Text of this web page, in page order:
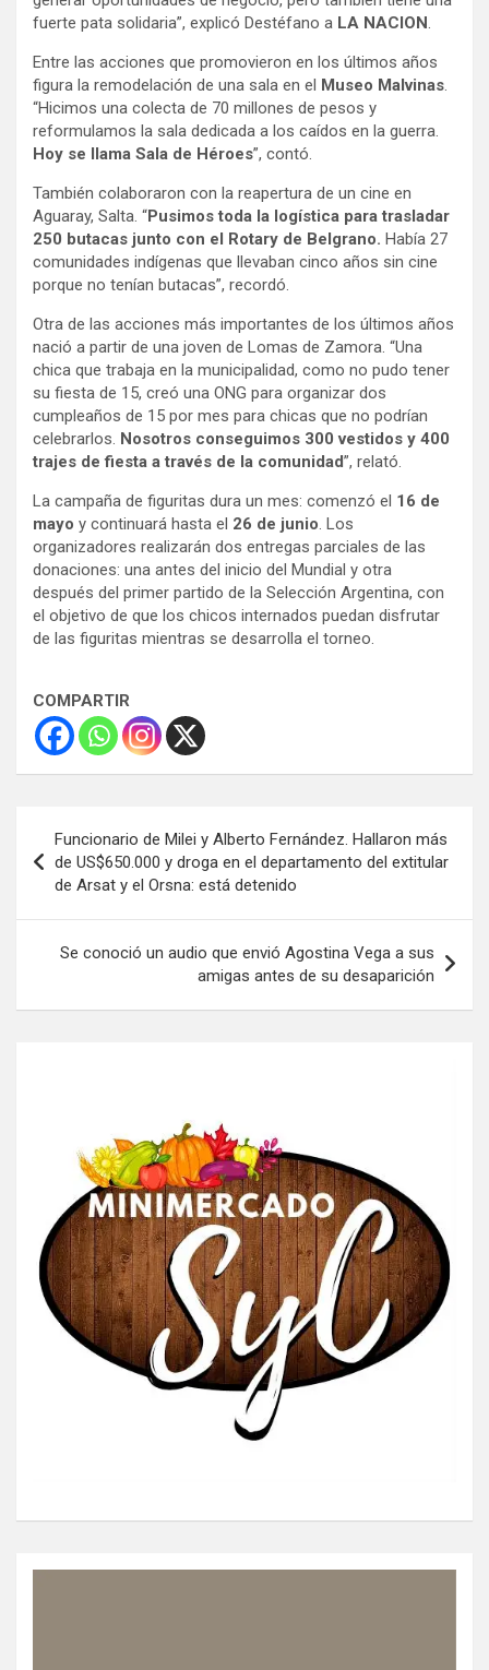
fuerte pata solidaria”, explicó Destéfano a LA NACION.
Entre las acciones que promovieron en los últimos años
figura la remodelación de una sala en el
Museo Malvinas.
“Hicimos una colecta de 70 millones de pesos y
reformulamos la sala dedicada a los caídos en la guerra.
Hoy se llama Sala de Héroes”, contó.
También colaboraron con la reapertura de un cine en
Aguaray, Salta. “Pusimos toda la logística para trasladar
250 butacas junto con el Rotary de Belgrano. Había 27
comunidades indígenas que llevaban cinco años sin cine
porque no tenían butacas”, recordó.
Otra de las acciones más importantes de los últimos años
nació a partir de una joven de Lomas de Zamora. “Una
chica que trabaja en la municipalidad, como no pudo tener
su fiesta de 15, creó una ONG para organizar dos
cumpleaños de 15 por mes para chicas que no podrían
celebrarlos. Nosotros conseguimos 300 vestidos y 400
trajes de fiesta a través de la comunidad”, relató.
La campaña de figuritas dura un mes: comenzó el 16 de
mayo y continuará hasta el 26 de junio. Los
organizadores realizarán dos entregas parciales de las
donaciones: una antes del inicio del Mundial y otra
después del primer partido de la Selección Argentina, con
el objetivo de que los chicos internados puedan disfrutar
de las figuritas mientras se desarrolla el torneo.
COMPARTIR
de
entradas
Funcionario de Milei y Alberto Fernández. Hallaron más
de US$650.000 y droga en el departamento del extitular
de Arsat y el Orsna: está detenido
Se conoció un audio que envió Agostina Vega a sus
amigas antes de su desaparición